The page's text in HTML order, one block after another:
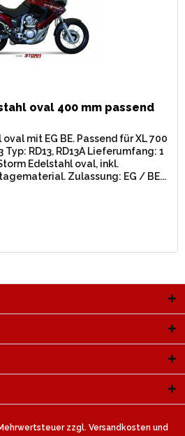
oval 400 mm passend
mit EG BE. Passend für XL 700
RD13, RD13A Lieferumfang: 1
Edelstahl oval, inkl.
Zulassung: EG / BE...
zzgl. Versandkosten und